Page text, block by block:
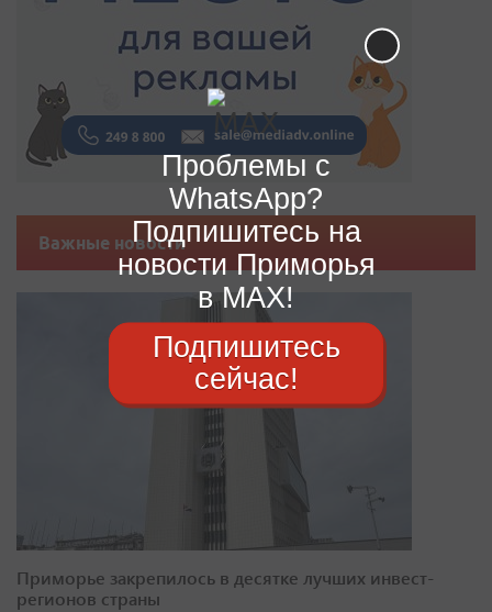
Важные новости
Приморье закрепилось в десятке лучших инвест-
регионов страны
Проблемы с
WhatsApp?
Подпишитесь на
новости Приморья
в MAX!
Подпишитесь
сейчас!